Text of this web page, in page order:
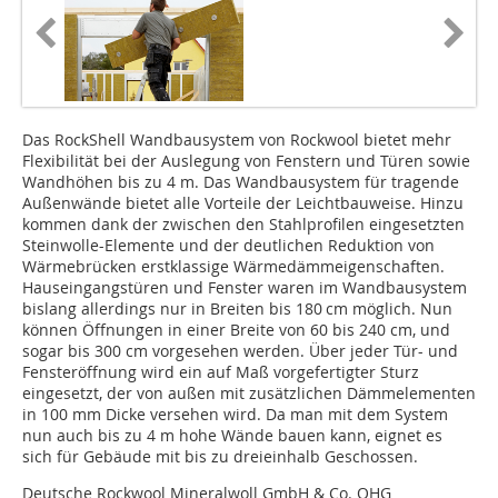
Das RockShell Wandbausys­tem von Rockwool bietet mehr
Flexibilität bei der Auslegung von Fenstern und Türen sowie
Wandhöhen bis zu 4 m. Das Wandbausystem für tragende
Außenwände bietet alle Vorteile der Leichtbauweise. Hinzu
kommen dank der zwischen den Stahlprofilen eingesetzten
Steinwolle-Elemente und der deutlichen Reduktion von
Wärmebrücken erstklassige Wärmedämmeigenschaften.
Hauseingangstüren und Fenster waren im Wandbausystem
bislang allerdings nur in Breiten bis 180 cm möglich. Nun
können Öffnungen in einer Breite von 60 bis 240 cm, und
sogar bis 300 cm vorgesehen werden. Über jeder Tür- und
Fensteröffnung wird ein auf Maß vorgefertigter Sturz
eingesetzt, der von außen mit zusätzlichen Dämmelementen
in 100 mm Dicke versehen wird. Da man mit dem System
nun auch bis zu 4 m hohe Wände bauen kann, eignet es
sich für Gebäude mit bis zu dreieinhalb Geschossen.
Deutsche Rockwool Mineralwoll GmbH & Co. OHG